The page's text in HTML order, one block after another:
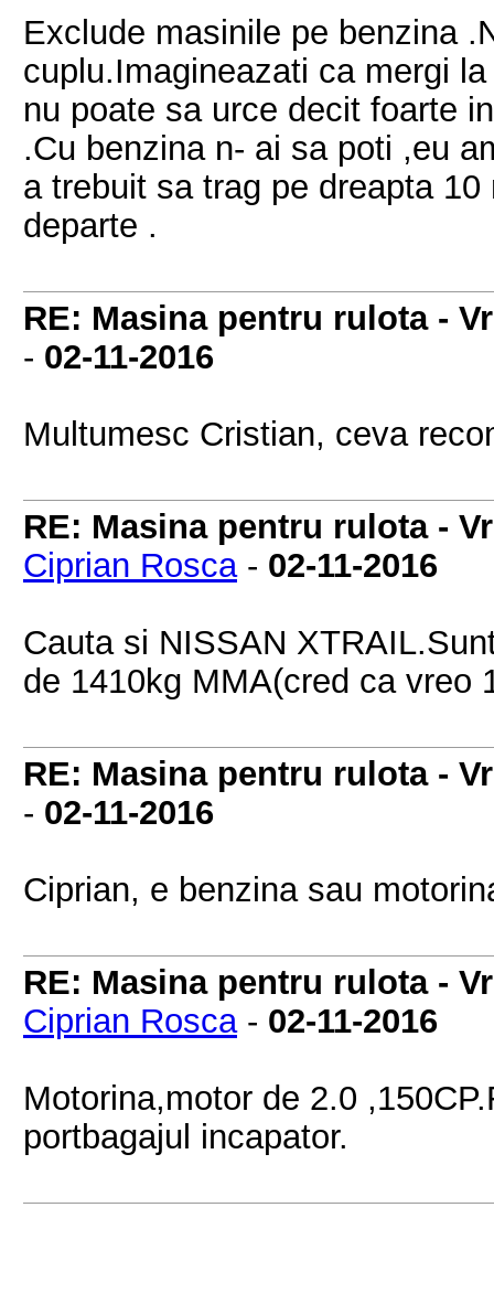
Exclude masinile pe benzina
cuplu.Imagineazati ca mergi
nu poate sa urce decit foarte
.Cu benzina n- ai sa poti ,eu
a trebuit sa trag pe dreapta
departe .
RE: Masina pentru rulota -
- 02-11-2016
Multumesc Cristian, ceva
RE: Masina pentru rulota -
Ciprian Rosca- 02-11-2016
Cauta si NISSAN
de 1410kg MMA(cred ca vreo
RE: Masina pentru rulota -
- 02-11-2016
Ciprian, e benzina sau
RE: Masina pentru rulota -
Ciprian Rosca- 02-11-2016
Motorina,motor de 2.0
portbagajul incapator.